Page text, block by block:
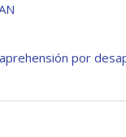
por